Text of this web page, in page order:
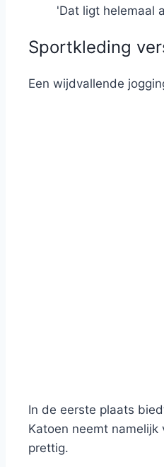
'Dat ligt helemaal
Sportkleding
Een wijdvallende
In de eerste plaats
Katoen neemt
prettig.